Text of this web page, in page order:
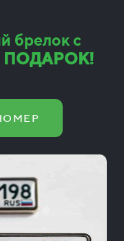
брелок с
ПОДАРОК!